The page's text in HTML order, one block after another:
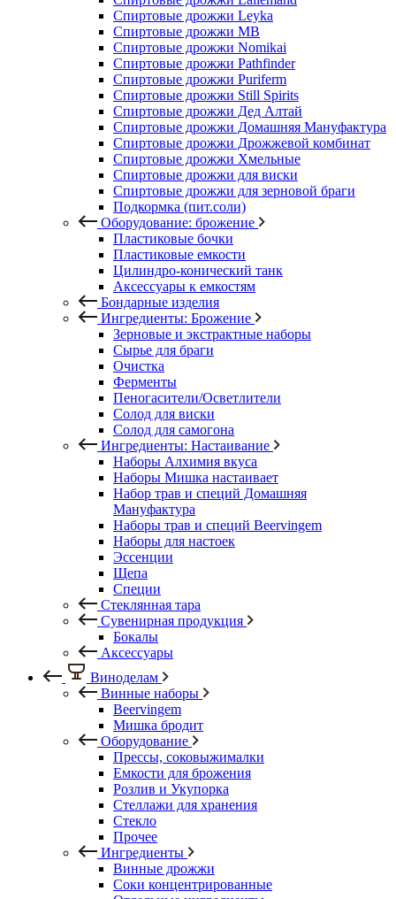
Спиртовые дрожжи Leyka
Спиртовые дрожжи MB
Спиртовые дрожжи Nomikai
Спиртовые дрожжи Pathfinder
Спиртовые дрожжи Puriferm
Спиртовые дрожжи Still Spirits
Спиртовые дрожжи Дед Алтай
Спиртовые дрожжи Домашняя Мануфактура
Спиртовые дрожжи Дрожжевой комбинат
Спиртовые дрожжи Хмельные
Спиртовые дрожжи для виски
Спиртовые дрожжи для зерновой браги
Подкормка (пит.соли)
Оборудование: брожение
Пластиковые бочки
Пластиковые емкости
Цилиндро-конический танк
Аксессуары к емкостям
Бондарные изделия
Ингредиенты: Брожение
Зерновые и экстрактные наборы
Сырье для браги
Очистка
Ферменты
Пеногасители/Осветлители
Солод для виски
Солод для самогона
Ингредиенты: Настаивание
Наборы Алхимия вкуса
Наборы Мишка настаивает
Набор трав и специй Домашняя
Мануфактура
Наборы трав и специй Beervingem
Наборы для настоек
Эссенции
Щепа
Специи
Стеклянная тара
Сувенирная продукция
Бокалы
Аксессуары
Виноделам
Винные наборы
Beervingem
Мишка бродит
Оборудование
Прессы, соковыжималки
Емкости для брожения
Розлив и Укупорка
Стеллажи для хранения
Стекло
Прочее
Ингредиенты
Винные дрожжи
Соки концентрированные